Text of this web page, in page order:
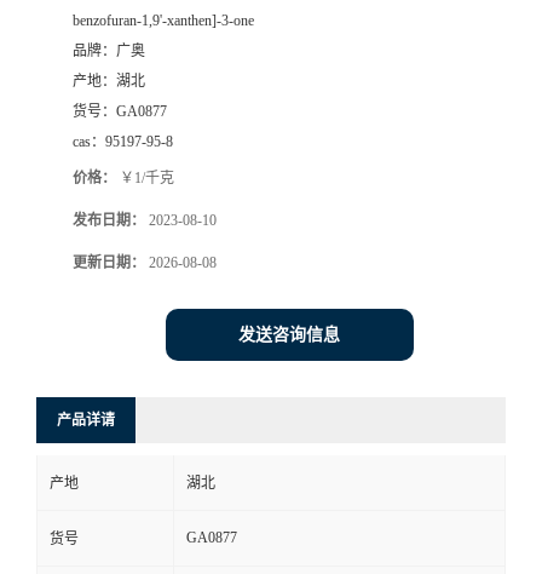
benzofuran-1,9'-xanthen]-3-one
品牌： 广奥
产地： 湖北
货号： GA0877
cas： 95197-95-8
价格： ￥1/千克
发布日期： 2023-08-10
更新日期： 2026-08-08
发送咨询信息
产品详请
产地 湖北
货号 GA0877